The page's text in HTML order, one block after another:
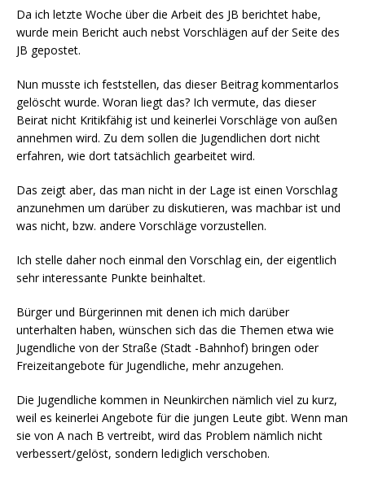
Da ich letzte Woche über die Arbeit des JB berichtet habe,
wurde mein Bericht auch nebst Vorschlägen auf der Seite des
JB gepostet.
Nun musste ich feststellen, das dieser Beitrag kommentarlos
gelöscht wurde. Woran liegt das? Ich vermute, das dieser
Beirat nicht Kritikfähig ist und keinerlei Vorschläge von außen
annehmen wird. Zu dem sollen die Jugendlichen dort nicht
erfahren, wie dort tatsächlich gearbeitet wird.
Das zeigt aber, das man nicht in der Lage ist einen Vorschlag
anzunehmen um darüber zu diskutieren, was machbar ist und
was nicht, bzw. andere Vorschläge vorzustellen.
Ich stelle daher noch einmal den Vorschlag ein, der eigentlich
sehr interessante Punkte beinhaltet.
Bürger und Bürgerinnen mit denen ich mich darüber
unterhalten haben, wünschen sich das die Themen etwa wie
Jugendliche von der Straße (Stadt -Bahnhof) bringen oder
Freizeitangebote für Jugendliche, mehr anzugehen.
Die Jugendliche kommen in Neunkirchen nämlich viel zu kurz,
weil es keinerlei Angebote für die jungen Leute gibt. Wenn man
sie von A nach B vertreibt, wird das Problem nämlich nicht
verbessert/gelöst, sondern lediglich verschoben.